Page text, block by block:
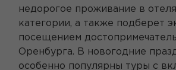
недорогое проживание в
категории, а также подберет
посещением
Оренбурга. В новогодние
особенно популярны туры с